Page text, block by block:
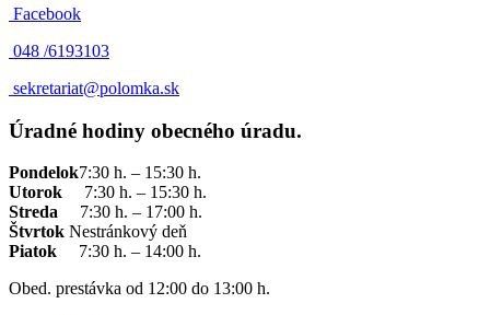
Facebook
048 /6193103
sekretariat@polomka.sk
Úradné hodiny obecného úradu.
Pondelok7:30 h. – 15:30 h.
Utorok 7:30 h. – 15:30 h.
Streda 7:30 h. – 17:00 h.
Štvrtok Nestránkový deň
Piatok
7:30 h. – 14:00 h.
Obed. prestávka od 12:00 do 13:00 h.